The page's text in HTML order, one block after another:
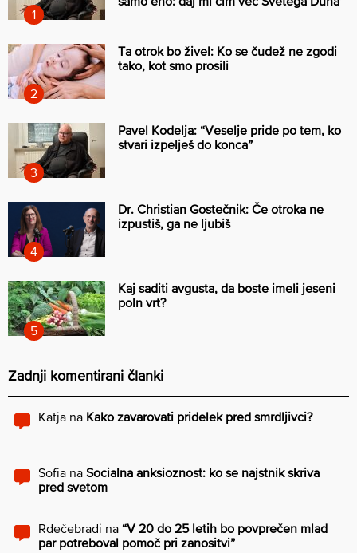
Ta otrok bo živel: Ko se čudež ne zgodi
tako, kot smo prosili
Pavel Kodelja: “Veselje pride po tem, ko
stvari izpelješ do konca”
Dr. Christian Gostečnik: Če otroka ne
izpustiš, ga ne ljubiš
Kaj saditi avgusta, da boste imeli jeseni
poln vrt?
Zadnji komentirani članki
Katja na Kako zavarovati pridelek pred smrdljivci?
Sofia na Socialna anksioznost: ko se najstnik skriva
pred svetom
Rdečebradi na “V 20 do 25 letih bo povprečen mlad
par potreboval pomoč pri zanositvi”